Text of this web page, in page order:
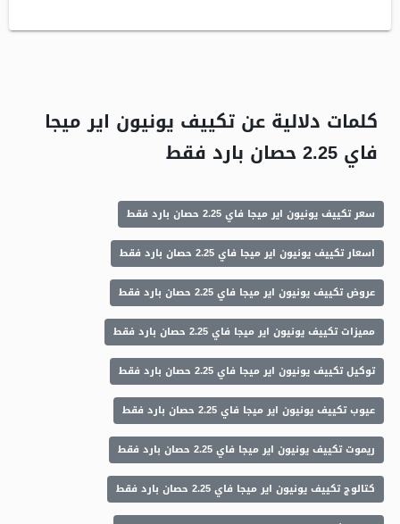
كلمات دلالية عن تكييف يونيون اير ميجا
فاي 2.25 حصان بارد فقط
سعر تكييف يونيون اير ميجا فاي 2.25 حصان بارد فقط
اسعار تكييف يونيون اير ميجا فاي 2.25 حصان بارد فقط
عروض تكييف يونيون اير ميجا فاي 2.25 حصان بارد فقط
مميزات تكييف يونيون اير ميجا فاي 2.25 حصان بارد فقط
توكيل تكييف يونيون اير ميجا فاي 2.25 حصان بارد فقط
عيوب تكييف يونيون اير ميجا فاي 2.25 حصان بارد فقط
ريموت تكييف يونيون اير ميجا فاي 2.25 حصان بارد فقط
كتالوج تكييف يونيون اير ميجا فاي 2.25 حصان بارد فقط